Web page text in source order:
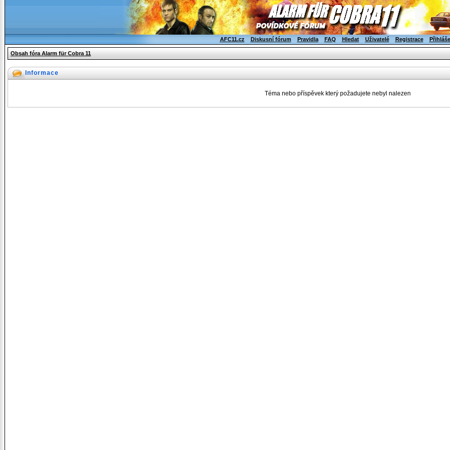
AFC11.cz Diskusní fórum Pravidla FAQ Hledat Uživatelé Registrace
Obsah fóra Alarm für Cobra 11
Informace
Téma nebo příspěvek který požadujete nebyl nalezen